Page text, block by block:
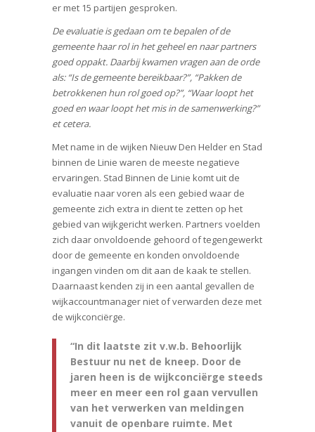
er met 15 partijen gesproken.
De evaluatie is gedaan om te bepalen of de
gemeente haar rol in het geheel en naar partners
goed oppakt. Daarbij kwamen vragen aan de orde
als: “Is de gemeente bereikbaar?”, “Pakken de
betrokkenen hun rol goed op?”, “Waar loopt het
goed en waar loopt het mis in de samenwerking?”
et cetera.
Met name in de wijken Nieuw Den Helder en Stad
binnen de Linie waren de meeste negatieve
ervaringen. Stad Binnen de Linie komt uit de
evaluatie naar voren als een gebied waar de
gemeente zich extra in dient te zetten op het
gebied van wijkgericht werken. Partners voelden
zich daar onvoldoende gehoord of tegengewerkt
door de gemeente en konden onvoldoende
ingangen vinden om dit aan de kaak te stellen.
Daarnaast kenden zij in een aantal gevallen de
wijkaccountmanager niet of verwarden deze met
de wijkconciërge.
“In dit laatste zit v.w.b. Behoorlijk
Bestuur nu net de kneep. Door de
jaren heen is de wijkconciërge steeds
meer en meer een rol gaan vervullen
van het verwerken van meldingen
vanuit de openbare ruimte. Met